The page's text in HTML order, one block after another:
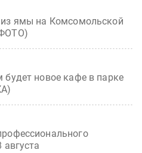
из ямы на Комсомольской
новое кафе в парке
августа